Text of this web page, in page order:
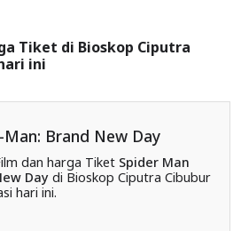
Tiket di Bioskop Ciputra
ini
Man: Brand New Day
dan harga Tiket Spider Man
Daydi Bioskop Ciputra Cibubur
hari ini.